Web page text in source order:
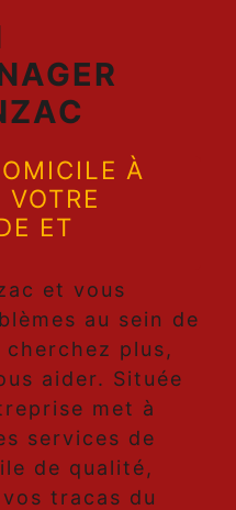
À
ET
et vous
au sein de
plus,
aider. Située
met à
services de
de qualité,
tracas du